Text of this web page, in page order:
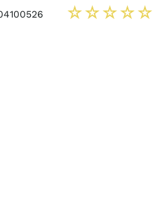
☆☆☆☆☆